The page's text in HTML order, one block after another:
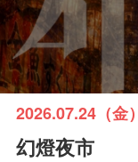
2026.07.24（金）
幻燈夜市